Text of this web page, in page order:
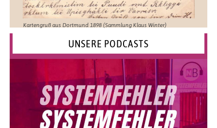
Kartengruß aus Dortmund 1898 (Sammlung Klaus Winter)
UNSERE PODCASTS